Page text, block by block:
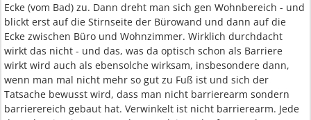
Ecke (vom Bad) zu. Dann dreht man sich gen Wohnbereich - und
blickt erst auf die Stirnseite der Bürowand und dann auf die
Ecke zwischen Büro und Wohnzimmer. Wirklich durchdacht
wirkt das nicht - und das, was da optisch schon als Barriere
wirkt wird auch als ebensolche wirksam, insbesondere dann,
wenn man mal nicht mehr so gut zu Fuß ist und sich der
Tatsache bewusst wird, dass man nicht barrierearm sondern
barrierereich gebaut hat. Verwinkelt ist nicht barrierearm. Jede